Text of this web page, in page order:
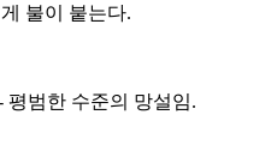
불이 붙는다.
평범한 수준의 망설임.